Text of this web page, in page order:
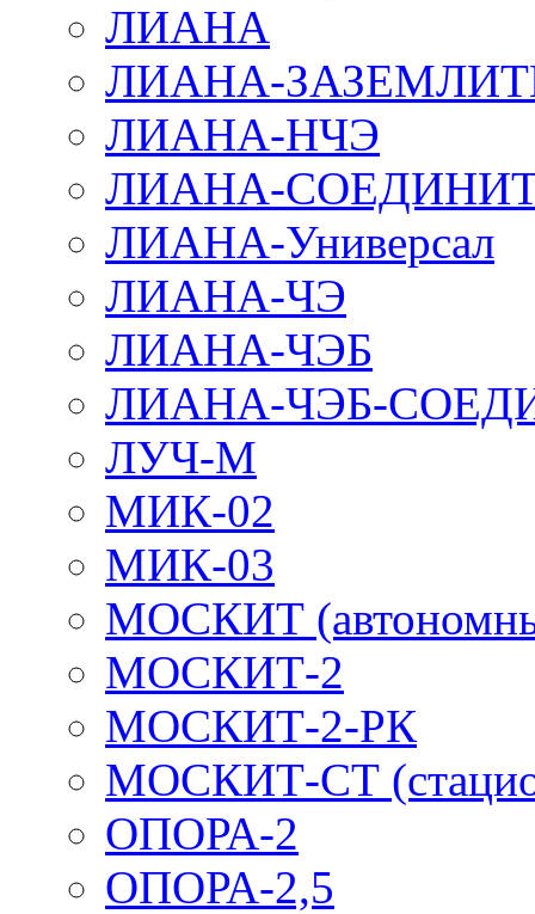
ЛИАНА
ЛИАНА-
ЛИАНА-НЧЭ
ЛИАНА-
ЛИАНА-Универсал
ЛИАНА-ЧЭ
ЛИАНА-ЧЭБ
ЛИАНА-ЧЭБ-
ЛУЧ-М
МИК-02
МИК-03
МОСКИТ
МОСКИТ-2
МОСКИТ-2-РК
МОСКИТ-СТ
ОПОРА-2
ОПОРА-2,5